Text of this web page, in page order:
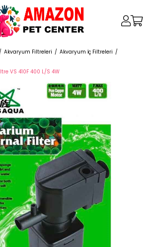
Akvaryum Filtreleri Akvaryum İç Filtreleri
VS 410F 400 L/S 4W